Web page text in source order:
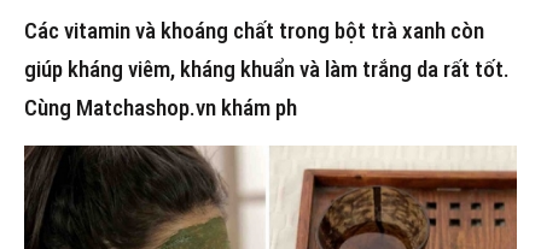
Các vitamin và khoáng chất trong bột trà xanh còn
giúp kháng viêm, kháng khuẩn và làm trắng da rất tốt.
Cùng Matchashop.vn khám ph